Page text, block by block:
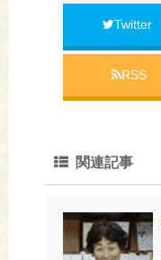
Twitter
RSS
関連記事